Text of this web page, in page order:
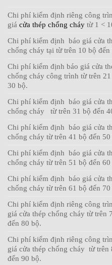
Chi phí kiểm định riêng công
giá cửa thép chống cháy từ 1 <
Chi phí kiểm định báo giá cửa
chống cháy tại từ trên 10 bộ đến
Chi phí kiểm định báo giá cửa
chống cháy công trình từ trên 21
30 bộ.
Chi phí kiểm định báo giá cửa
chống cháy từ trên 31 bộ đến
Chi phí kiểm định báo giá cửa
chống cháy từ trên 41 bộ đến 50
Chi phí kiểm định báo giá cửa
chống cháy từ trên 51 bộ đến 60
Chi phí kiểm định báo giá cửa
chống cháy từ trên 61 bộ đến 70
Chi phí kiểm định riêng công
giá cửa thép chống cháy từ trên
đến 80 bộ.
Chi phí kiểm định riêng công
giá cửa thép chống cháy từ trên
đến 90 bộ.